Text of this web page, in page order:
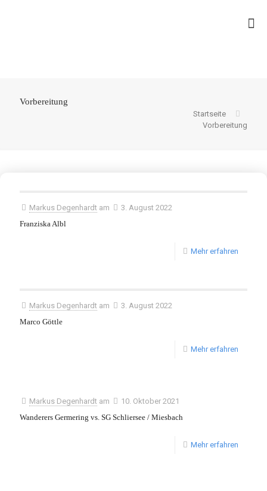
Vorbereitung
Startseite
Vorbereitung
Markus Degenhardt am
3. August 2022
Franziska Albl
Mehr erfahren
Markus Degenhardt am
3. August 2022
Marco Göttle
Mehr erfahren
Markus Degenhardt am
10. Oktober 2021
Wanderers Germering vs. SG Schliersee / Miesbach
Mehr erfahren